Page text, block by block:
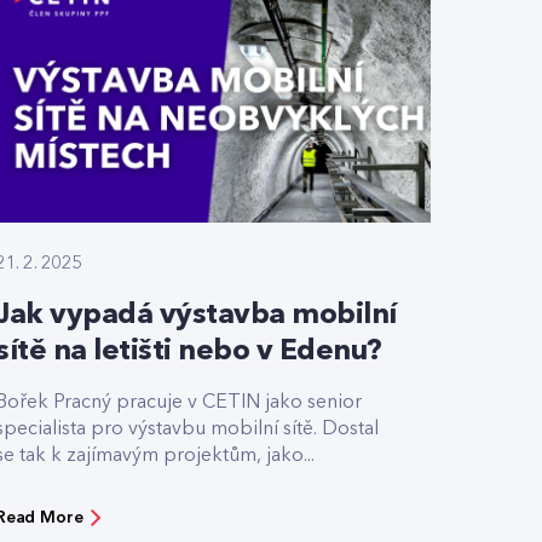
2. 2025
vypadá výstavba mobilní
na letišti nebo v Edenu?
Pracný pracuje v CETIN jako senior
pro výstavbu mobilní sítě. Dostal
tak k zajímavým projektům, jako...
More